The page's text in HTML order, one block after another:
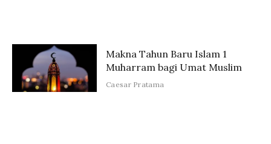
Makna Tahun Baru Islam 1
Muharram bagi Umat Muslim
Caesar Pratama